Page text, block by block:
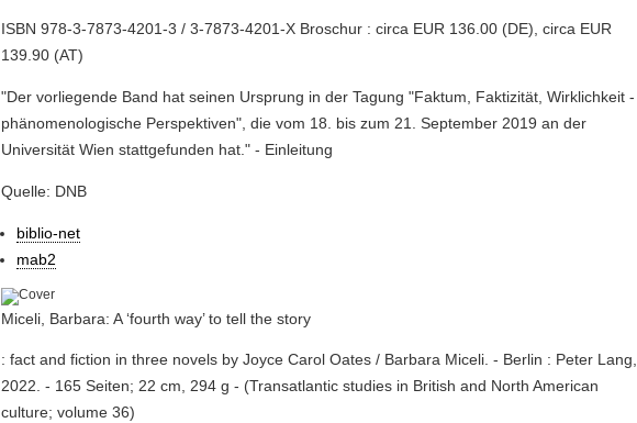
ISBN 978-3-7873-4201-3 / 3-7873-4201-X Broschur : circa EUR 136.00 (DE), circa EUR
139.90 (AT)
"Der vorliegende Band hat seinen Ursprung in der Tagung "Faktum, Faktizität, Wirklichkeit -
phänomenologische Perspektiven", die vom 18. bis zum 21. September 2019 an der
Universität Wien stattgefunden hat." - Einleitung
Quelle: DNB
biblio-net
mab2
Miceli, Barbara: A ‘fourth way’ to tell the story
: fact and fiction in three novels by Joyce Carol Oates / Barbara Miceli. - Berlin : Peter Lang,
2022. - 165 Seiten; 22 cm, 294 g - (Transatlantic studies in British and North American
culture; volume 36)